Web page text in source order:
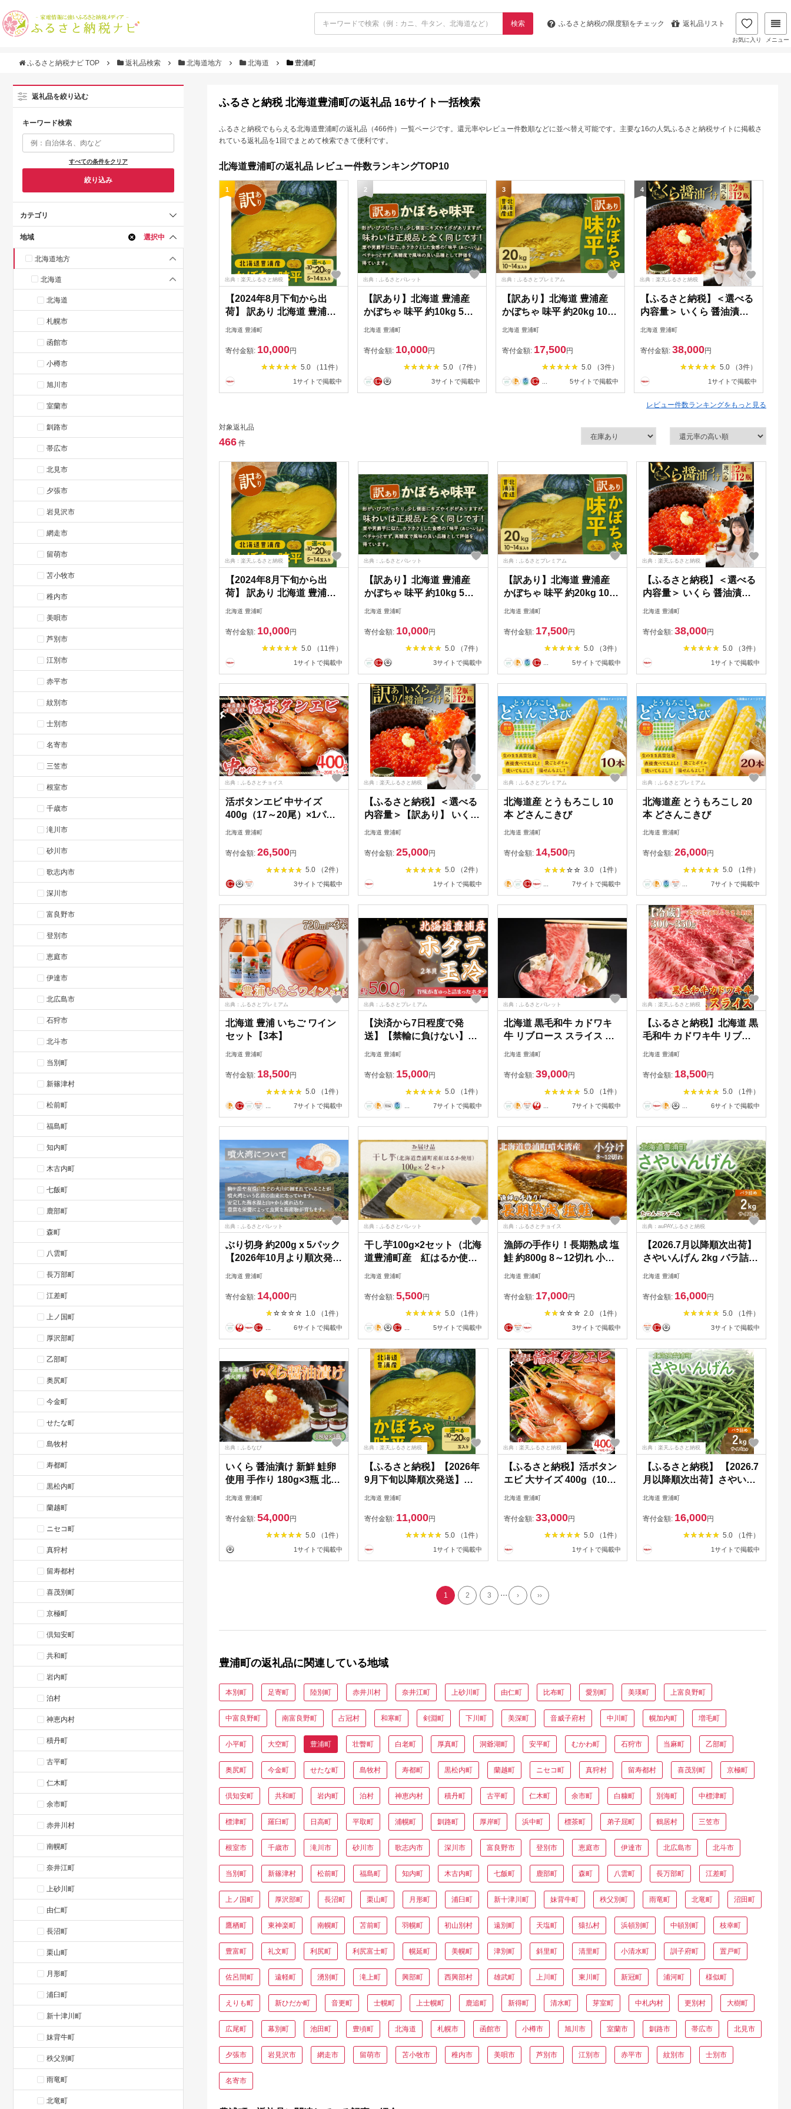
検索 ふるさと納税の限度額をチェック 返礼品リスト
お気に入り メニュー
ふるさと納税ナビ TOP 返礼品検索 北海道地方 北海道 豊浦町
返礼品を絞り込む
キーワード検索
すべての条件をクリア
絞り込み
カテゴリ
地域 選択中
北海道地方
北海道
北海道
札幌市
函館市
小樽市
旭川市
室蘭市
釧路市
帯広市
北見市
夕張市
岩見沢市
網走市
留萌市
苫小牧市
稚内市
美唄市
芦別市
江別市
赤平市
紋別市
士別市
名寄市
三笠市
根室市
千歳市
滝川市
砂川市
歌志内市
深川市
富良野市
登別市
恵庭市
伊達市
北広島市
石狩市
北斗市
当別町
新篠津村
松前町
福島町
知内町
木古内町
七飯町
鹿部町
森町
八雲町
長万部町
江差町
上ノ国町
厚沢部町
乙部町
奥尻町
今金町
せたな町
島牧村
寿都町
黒松内町
蘭越町
ニセコ町
真狩村
留寿都村
喜茂別町
京極町
倶知安町
共和町
岩内町
泊村
神恵内村
積丹町
古平町
仁木町
余市町
赤井川村
南幌町
奈井江町
上砂川町
由仁町
長沼町
栗山町
月形町
浦臼町
新十津川町
妹背牛町
秩父別町
雨竜町
北竜町
ふるさと納税 北海道豊浦町の返礼品 16サイト一括検索
ふるさと納税でもらえる北海道豊浦町の返礼品（466件）一覧ページです。還元率やレビュー件数順などに並べ替え可能です。主要な16の人気ふるさと納税サイトに掲載さ
れている返礼品を1回でまとめて検索できて便利です。
北海道豊浦町の返礼品 レビュー件数ランキングTOP10
1
出典：楽天ふるさと納税
【2024年8月下旬から出
荷】 訳あり 北海道 豊浦産
かぼちゃ 味平 10kg 5～7玉
海道産 食べ物 ホクホク 高
糖度 日持ち 煮物 食材 スー
プ サラダ かぼちゃプリン
天ぷら 】 お届け：2024
北海道 豊浦町
寄付金額: 10,000円
5.0 （11件）
1サイトで掲載中
2
出典：ふるさとパレット
【訳あり】北海道 豊浦産
かぼちゃ 味平 約10kg 5～7
玉入り 南瓜 カボチャ 野菜
あじへい 国産 北海道 豊浦
町産 【2026年9月下旬以降
順次発送】
北海道 豊浦町
寄付金額: 10,000円
5.0 （7件）
3サイトで掲載中
3
出典：ふるさとプレミアム
【訳あり】北海道 豊浦産
かぼちゃ 味平 約20kg 10～
14玉入り【2026年9月下旬
北海道 豊浦町
寄付金額: 17,500円
5.0 （3件）
5サイトで掲載中
4
出典：楽天ふるさと納税
【ふるさと納税】＜選べる
内容量＞ いくら 醤油漬け
新鮮 鮭卵使用 手作り 1瓶あ
360g～計2.16kg 噴火湾 優
しい醤油とみりんの味 イク
ラ 鮭卵 鮭 さけ サケ 魚卵
魚介類 水産物 醤油漬 ごは
んのお供 ご飯のお供 冷凍
北海道 豊浦町
寄付金額: 38,000円
5.0 （3件）
1サイトで掲載中
レビュー件数ランキングをもっと見る
対象返礼品
466 件
出典：楽天ふるさと納税
【2024年8月下旬から出
荷】 訳あり 北海道 豊浦産
かぼちゃ 味平 10kg 5～7玉
海道産 食べ物 ホクホク 高
糖度 日持ち 煮物 食材 スー
プ サラダ かぼちゃプリン
天ぷら 】 お届け：2024
年8月下旬～9月中頃まで
北海道 豊浦町
寄付金額: 10,000円
5.0 （11件）
1サイトで掲載中
出典：ふるさとパレット
【訳あり】北海道 豊浦産
かぼちゃ 味平 約10kg 5～7
玉入り 南瓜 カボチャ 野菜
あじへい 国産 北海道 豊浦
町産 【2026年9月下旬以降
順次発送】
北海道 豊浦町
寄付金額: 10,000円
5.0 （7件）
3サイトで掲載中
出典：ふるさとプレミアム
【訳あり】北海道 豊浦産
かぼちゃ 味平 約20kg 10～
14玉入り【2026年9月下旬
北海道 豊浦町
寄付金額: 17,500円
5.0 （3件）
5サイトで掲載中
出典：楽天ふるさと納税
【ふるさと納税】＜選べる
内容量＞ いくら 醤油漬け
新鮮 鮭卵使用 手作り 1瓶あ
360g～計2.16kg 噴火湾 優
しい醤油とみりんの味 イク
ラ 鮭卵 鮭 さけ サケ 魚卵
魚介類 水産物 醤油漬 ごは
んのお供 ご飯のお供 冷凍
北海道 豊浦町 送料無料
北海道 豊浦町
寄付金額: 38,000円
5.0 （3件）
1サイトで掲載中
出典：ふるさとチョイス
活ボタンエビ 中サイズ
400g（17～20尾）×1パッ
ク 北海道 噴火湾産【2026
北海道 豊浦町
寄付金額: 26,500円
5.0 （2件）
3サイトで掲載中
出典：楽天ふるさと納税
【ふるさと納税】＜選べる
内容量＞【訳あり】 いくら
醤油漬け 新鮮 鮭卵使用 手
360g～計2.16kg 噴火湾 優
しい醤油とみりんの味 イク
ラ 鮭卵 魚卵 魚介類 水産物
のお供 冷凍 北海道 豊浦町
送料無料
北海道 豊浦町
寄付金額:25,000円
5.0 （2件）
1サイトで掲載中
出典：ふるさとプレミアム
北海道産 とうもろこし 10
本 どさんこきび
北海道 豊浦町
寄付金額: 14,500円
3.0 （1件）
7サイトで掲載中
出典：ふるさとプレミアム
北海道産 とうもろこし 20
本 どさんこきび
北海道 豊浦町
寄付金額: 26,000円
5.0 （1件）
7サイトで掲載中
出典：ふるさとプレミアム
北海道 豊浦 いちご ワイン
セット【3本】
北海道 豊浦町
寄付金額: 18,500円
5.0 （1件）
7サイトで掲載中
出典：ふるさとプレミアム
【決済から7日程度で発
送】【禁輸に負けない】ホ
タテ 北海道 豊浦 噴火湾 礼
貝
北海道 豊浦町
寄付金額: 15,000円
5.0 （1件）
7サイトで掲載中
出典：ふるさとパレット
北海道 黒毛和牛 カドワキ
牛 リブロース スライス 約
750～800g【冷蔵】
北海道 豊浦町
寄付金額: 39,000円
5.0 （1件）
7サイトで掲載中
出典：楽天ふるさと納税
【ふるさと納税】北海道 黒
毛和牛 カドワキ牛 リブロ
ース スライス 300〜
和牛 豊浦町 送料無料
北海道 豊浦町
寄付金額: 18,500円
5.0 （1件）
6サイトで掲載中
出典：ふるさとパレット
ぶり切身 約200g x 5パック
【2026年10月より順次発
送】北海道 噴火湾産
北海道 豊浦町
寄付金額: 14,000円
1.0 （1件）
6サイトで掲載中
出典：ふるさとパレット
干し芋100g×2セット（北海
道豊浦町産 紅はるか使
用）
北海道 豊浦町
寄付金額:5,500円
5.0 （1件）
5サイトで掲載中
出典：ふるさとチョイス
漁師の手作り！長期熟成 塩
鮭 約800g 8～12切れ 小分
け しゃけ 鮭 さけ 秋鮭 熟成
海道産 冷凍 グルメ お弁当
惣菜 おかず 国産 北海道 豊
浦町
北海道 豊浦町
寄付金額: 17,000円
2.0 （1件）
3サイトで掲載中
出典：auPAYふるさと納税
【2026.7月以降順次出荷】
さやいんげん 2kg バラ詰め
サイズ混合 北海道 豊浦町
北海道 豊浦町
寄付金額: 16,000円
5.0 （1件）
3サイトで掲載中
出典：ふるなび
いくら 醤油漬け 新鮮 鮭卵
使用 手作り 180g×3瓶 北海
道 豊浦 噴火湾 優しい醤油
北海道 豊浦町
寄付金額: 54,000円
5.0 （1件）
1サイトで掲載中
出典：楽天ふるさと納税
【ふるさと納税】【2026年
9月下旬以降順次発送】北
海道 豊浦産 かぼちゃ 味平
約20kg（10～14玉入り）
北海道 豊浦町
寄付金額: 11,000円
5.0 （1件）
1サイトで掲載中
出典：楽天ふるさと納税
【ふるさと納税】活ボタン
エビ 大サイズ 400g（10～
14尾）×1パック 北海道 噴
物 新鮮 海鮮 牡丹エビ 牡丹
海老 刺身 海鮮 海産 肉厚 濃
厚 食べ物 冷蔵 北海道 豊浦
町 送料無料【2026年9月以
北海道 豊浦町
寄付金額: 33,000円
5.0 （1件）
1サイトで掲載中
出典：楽天ふるさと納税
【ふるさと納税】 【2026.7
月以降順次出荷】さやいん
げん 2kg バラ詰め サイズ
海道 豊浦町 送料無料
北海道 豊浦町
寄付金額: 16,000円
5.0 （1件）
1サイトで掲載中
1 2 3 ... › ››
豊浦町の返礼品に関連している地域
本別町 足寄町 陸別町 赤井川村 奈井江町 上砂川町 由仁町 比布町 愛別町 美瑛町 上富良野町
中富良野町 南富良野町 占冠村 和寒町 剣淵町 下川町 美深町 音威子府村 中川町 幌加内町 増毛町
小平町 大空町 豊浦町 壮瞥町 白老町 厚真町 洞爺湖町 安平町 むかわ町 石狩市 当麻町 乙部町
奥尻町 今金町 せたな町 島牧村 寿都町 黒松内町 蘭越町 ニセコ町 真狩村 留寿都村 喜茂別町 京極町
倶知安町 共和町 岩内町 泊村 神恵内村 積丹町 古平町 仁木町 余市町 白糠町 別海町 中標津町
標津町 羅臼町 日高町 平取町 浦幌町 釧路町 厚岸町 浜中町 標茶町 弟子屈町 鶴居村 三笠市
根室市 千歳市 滝川市 砂川市 歌志内市 深川市 富良野市 登別市 恵庭市 伊達市 北広島市 北斗市
当別町 新篠津村 松前町 福島町 知内町 木古内町 七飯町 鹿部町 森町 八雲町 長万部町 江差町
上ノ国町 厚沢部町 長沼町 栗山町 月形町 浦臼町 新十津川町 妹背牛町 秩父別町 雨竜町 北竜町 沼田町
鷹栖町 東神楽町 南幌町 苫前町 羽幌町 初山別村 遠別町 天塩町 猿払村 浜頓別町 中頓別町 枝幸町
豊富町 礼文町 利尻町 利尻富士町 幌延町 美幌町 津別町 斜里町 清里町 小清水町 訓子府町 置戸町
佐呂間町 遠軽町 湧別町 滝上町 興部町 西興部村 雄武町 上川町 東川町 新冠町 浦河町 様似町
えりも町 新ひだか町 音更町 士幌町 上士幌町 鹿追町 新得町 清水町 芽室町 中札内村 更別村 大樹町
広尾町 幕別町 池田町 豊頃町 北海道 札幌市 函館市 小樽市 旭川市 室蘭市 釧路市 帯広市 北見市
夕張市 岩見沢市 網走市 留萌市 苫小牧市 稚内市 美唄市 芦別市 江別市 赤平市 紋別市 士別市
名寄市